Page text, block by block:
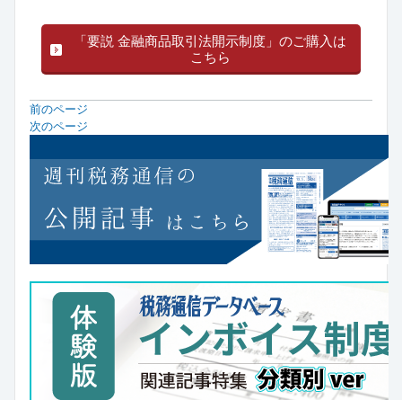
「要説 金融商品取引法開示制度」のご購入は
こちら
前のページ
次のページ